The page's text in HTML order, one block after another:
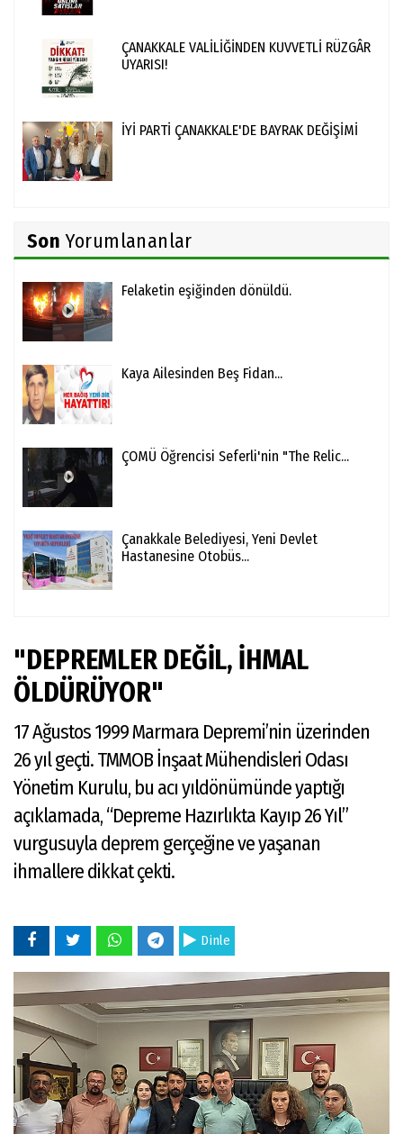
ÇANAKKALE VALİLİĞİNDEN KUVVETLİ RÜZGÂR
UYARISI!
İYİ PARTİ ÇANAKKALE'DE BAYRAK DEĞİŞİMİ
Son Yorumlananlar
Felaketin eşiğinden dönüldü.
Kaya Ailesinden Beş Fidan...
ÇOMÜ Öğrencisi Seferli'nin "The Relic...
Çanakkale Belediyesi, Yeni Devlet
Hastanesine Otobüs...
"DEPREMLER DEĞİL, İHMAL
ÖLDÜRÜYOR"
17 Ağustos 1999 Marmara Depremi’nin üzerinden
26 yıl geçti. TMMOB İnşaat Mühendisleri Odası
Yönetim Kurulu, bu acı yıldönümünde yaptığı
açıklamada, “Depreme Hazırlıkta Kayıp 26 Yıl”
vurgusuyla deprem gerçeğine ve yaşanan
ihmallere dikkat çekti.
Dinle